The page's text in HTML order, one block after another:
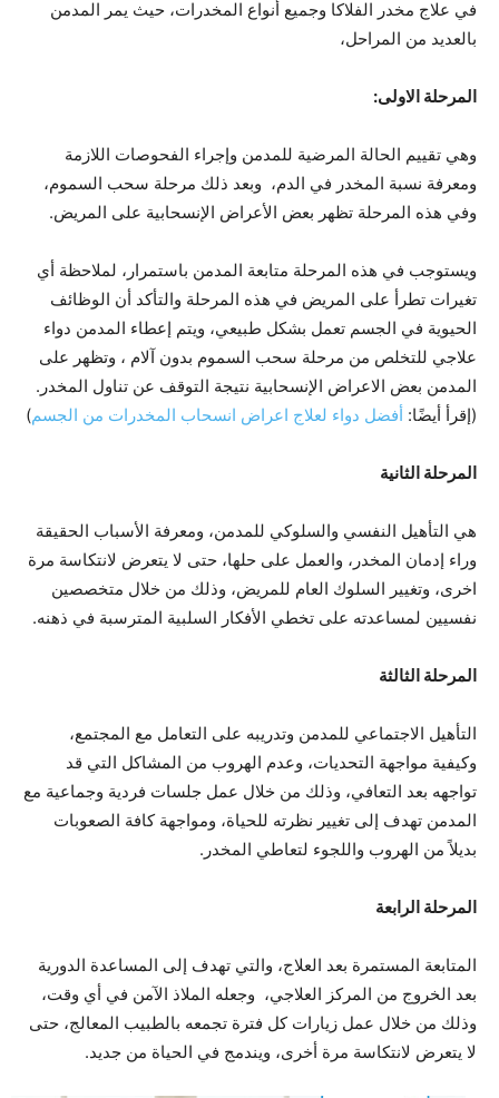
في علاج مخدر الفلاكا وجميع أنواع المخدرات، حيث يمر المدمن
بالعديد من المراحل،
المرحلة الاولى:
وهي تقييم الحالة المرضية للمدمن وإجراء الفحوصات اللازمة
ومعرفة نسبة المخدر في الدم، وبعد ذلك مرحلة سحب السموم،
وفي هذه المرحلة تظهر بعض الأعراض الإنسحابية على المريض.
ويستوجب في هذه المرحلة متابعة المدمن باستمرار، لملاحظة أي
تغيرات تطرأ على المريض في هذه المرحلة والتأكد أن الوظائف
الحيوية في الجسم تعمل بشكل طبيعي، ويتم إعطاء المدمن دواء
علاجي للتخلص من مرحلة سحب السموم بدون آلام ، وتظهر على
المدمن بعض الاعراض الإنسحابية نتيجة التوقف عن تناول المخدر.
(إقرأ أيضًا: أفضل دواء لعلاج اعراض انسحاب المخدرات من الجسم)
المرحلة الثانية
هي التأهيل النفسي والسلوكي للمدمن، ومعرفة الأسباب الحقيقة
وراء إدمان المخدر، والعمل على حلها، حتى لا يتعرض لانتكاسة مرة
اخرى، وتغيير السلوك العام للمريض، وذلك من خلال متخصصين
نفسيين لمساعدته على تخطي الأفكار السلبية المترسبة في ذهنه.
المرحلة الثالثة
التأهيل الاجتماعي للمدمن وتدريبه على التعامل مع المجتمع،
وكيفية مواجهة التحديات، وعدم الهروب من المشاكل التي قد
تواجهه بعد التعافي، وذلك من خلال عمل جلسات فردية وجماعية مع
المدمن تهدف إلى تغيير نظرته للحياة، ومواجهة كافة الصعوبات
بديلاً من الهروب واللجوء لتعاطي المخدر.
المرحلة الرابعة
المتابعة المستمرة بعد العلاج، والتي تهدف إلى المساعدة الدورية
بعد الخروج من المركز العلاجي، وجعله الملاذ الآمن في أي وقت،
وذلك من خلال عمل زيارات كل فترة تجمعه بالطبيب المعالج، حتى
لا يتعرض لانتكاسة مرة أخرى، ويندمج في الحياة من جديد.